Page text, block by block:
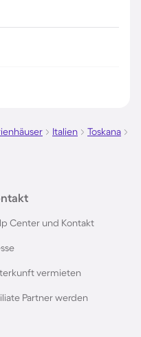
Italien
Toskana
Center und Kontakt
vermieten
Partner werden